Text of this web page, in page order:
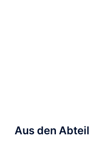
Aus den